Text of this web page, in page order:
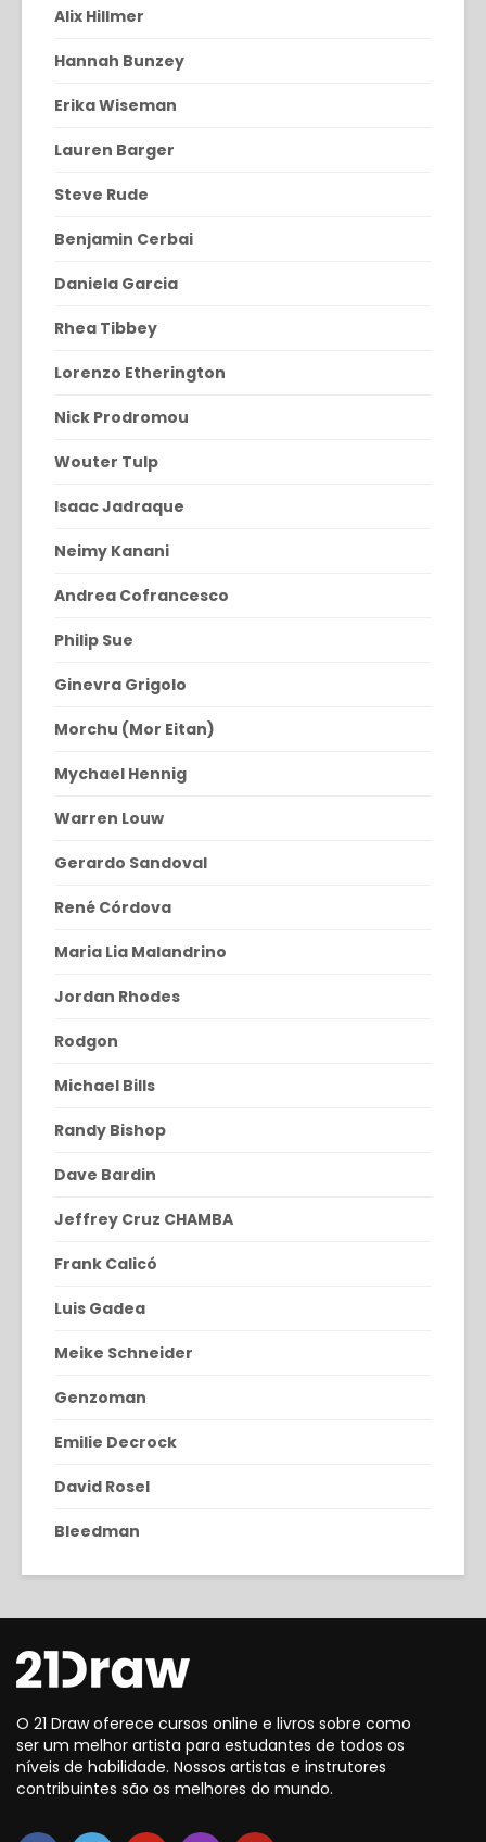
Alix Hillmer
Hannah Bunzey
Erika Wiseman
Lauren Barger
Steve Rude
Benjamin Cerbai
Daniela Garcia
Rhea Tibbey
Lorenzo Etherington
Nick Prodromou
Wouter Tulp
Isaac Jadraque
Neimy Kanani
Andrea Cofrancesco
Philip Sue
Ginevra Grigolo
Morchu (Mor Eitan)
Mychael Hennig
Warren Louw
Gerardo Sandoval
René Córdova
Maria Lia Malandrino
Jordan Rhodes
Rodgon
Michael Bills
Randy Bishop
Dave Bardin
Jeffrey Cruz CHAMBA
Frank Calicó
Luis Gadea
Meike Schneider
Genzoman
Emilie Decrock
David Rosel
Bleedman
O 21 Draw oferece cursos online e livros sobre como
ser um melhor artista para estudantes de todos os
níveis de habilidade. Nossos artistas e instrutores
contribuintes são os melhores do mundo.